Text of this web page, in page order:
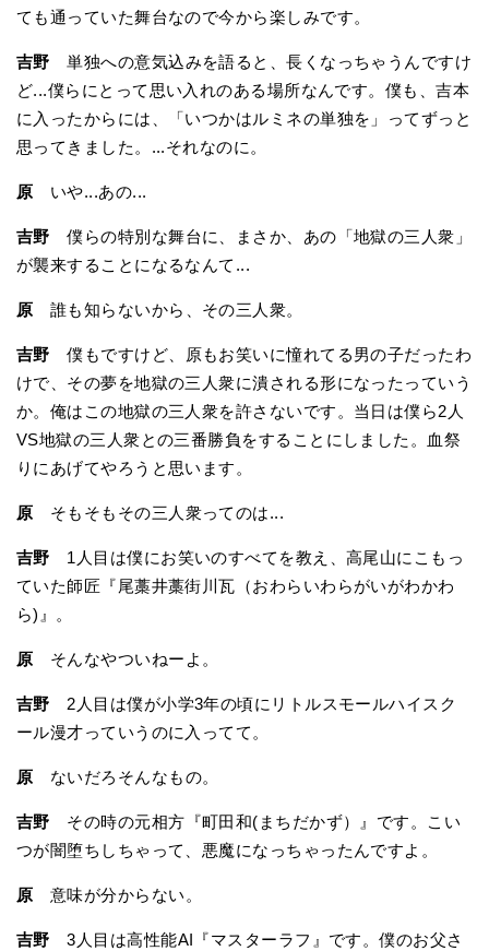
ても通っていた舞台なので今から楽しみです。
吉野 単独への意気込みを語ると、長くなっちゃうんですけ
ど...僕らにとって思い入れのある場所なんです。僕も、吉本
に入ったからには、「いつかはルミネの単独を」ってずっと
思ってきました。...それなのに。
原 いや...あの...
吉野 僕らの特別な舞台に、まさか、あの「地獄の三人衆」
が襲来することになるなんて...
原 誰も知らないから、その三人衆。
吉野 僕もですけど、原もお笑いに憧れてる男の子だったわ
けで、その夢を地獄の三人衆に潰される形になったっていう
か。俺はこの地獄の三人衆を許さないです。当日は僕ら2人
VS地獄の三人衆との三番勝負をすることにしました。血祭
りにあげてやろうと思います。
原 そもそもその三人衆ってのは...
吉野 1人目は僕にお笑いのすべてを教え、高尾山にこもっ
ていた師匠『尾藁井藁街川瓦（おわらいわらがいがわかわ
ら)』。
原 そんなやついねーよ。
吉野 2人目は僕が小学3年の頃にリトルスモールハイスク
ール漫才っていうのに入ってて。
原 ないだろそんなもの。
吉野 その時の元相方『町田和(まちだかず）』です。こい
つが闇堕ちしちゃって、悪魔になっちゃったんですよ。
原 意味が分からない。
吉野 3人目は高性能AI『マスターラフ』です。僕のお父さ